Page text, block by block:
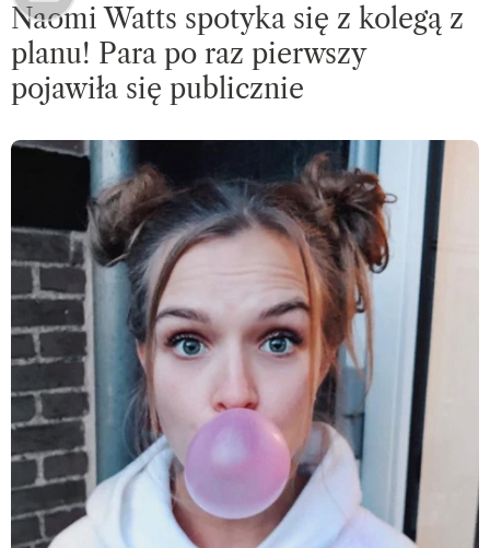
Naomi Watts spotyka się z kolegą z
planu! Para po raz pierwszy
pojawiła się publicznie